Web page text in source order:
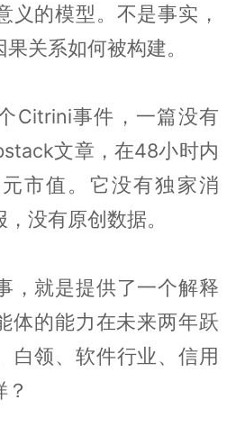
义的模型。不是事实，
关系如何被构建。
Citrini事件，一篇没有
文章，在48小时内
市值。它没有独家消
没有原创数据。
，就是提供了一个解释
体的能力在未来两年跃
白领、软件行业、信用